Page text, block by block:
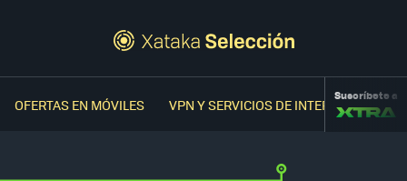
OFERTAS EN MÓVILES VPN Y SERVICIOS DE INTERNETSuscríbete a